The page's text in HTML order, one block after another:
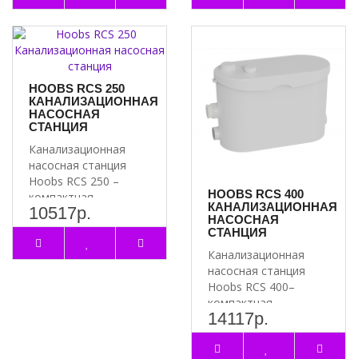
HOOBS RCS 250
КАНАЛИЗАЦИОННАЯ
НАСОСНАЯ
СТАНЦИЯ
Канализационная
насосная станция
Hoobs RCS 250 –
компактная
установка
водоотведения, в
основе ..
10517р.
HOOBS RCS 400
КАНАЛИЗАЦИОННАЯ
НАСОСНАЯ
СТАНЦИЯ
Канализационная
насосная станция
Hoobs RCS 400–
компактная
установка
водоотведения, в
основе к..
14117р.